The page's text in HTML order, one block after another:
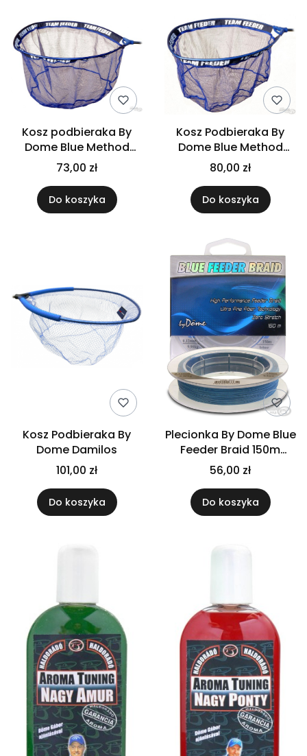
Kosz podbieraka By
Dome Blue Method
Carp L
73,00 zł
Do koszyka
Kosz Podbieraka By
Dome Blue Method
Carp XL
80,00 zł
Do koszyka
Kosz Podbieraka By
Dome Damilos
101,00 zł
Do koszyka
Plecionka By Dome Blue
Feeder Braid 150m
0,06mm
56,00 zł
Do koszyka